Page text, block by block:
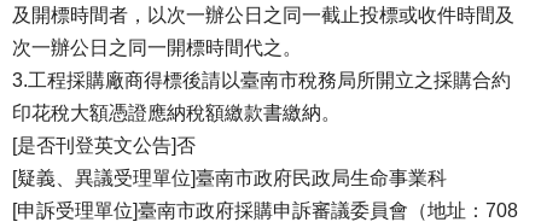
及開標時間者，以次一辦公日之同一截止投標或收件時間及
次一辦公日之同一開標時間代之。
3.工程採購廠商得標後請以臺南市稅務局所開立之採購合約
印花稅大額憑證應納稅額繳款書繳納。
[是否刊登英文公告]否
[疑義、異議受理單位]臺南市政府民政局生命事業科
[申訴受理單位]臺南市政府採購申訴審議委員會（地址：708